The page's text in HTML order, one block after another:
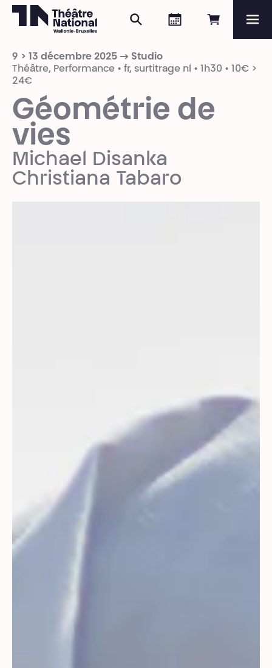
Réserver
Agenda
Rechercher
Programme
9 > 13 décembre 2025 → Studio
Théâtre, Performance • fr, surtitrage nl • 1h30 • 10€ >
24€
Géométrie de
vies
Michael Disanka
Christiana Tabaro